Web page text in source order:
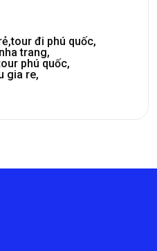
tour đi phú quốc,
trang,
phú quốc,
gia re,